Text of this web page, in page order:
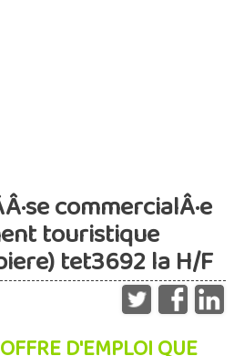
commercialÂ·e
touristique
tet3692 la H/F